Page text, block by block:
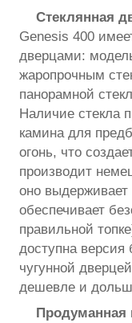
Стеклянная
Genesis 400
дверцами:
жаропрочным
панорамной
Наличие стекла
камина для
огонь, что
производит
оно
обеспечивает
правильной
доступна версия
чугунной
дешевле и
Продуманная